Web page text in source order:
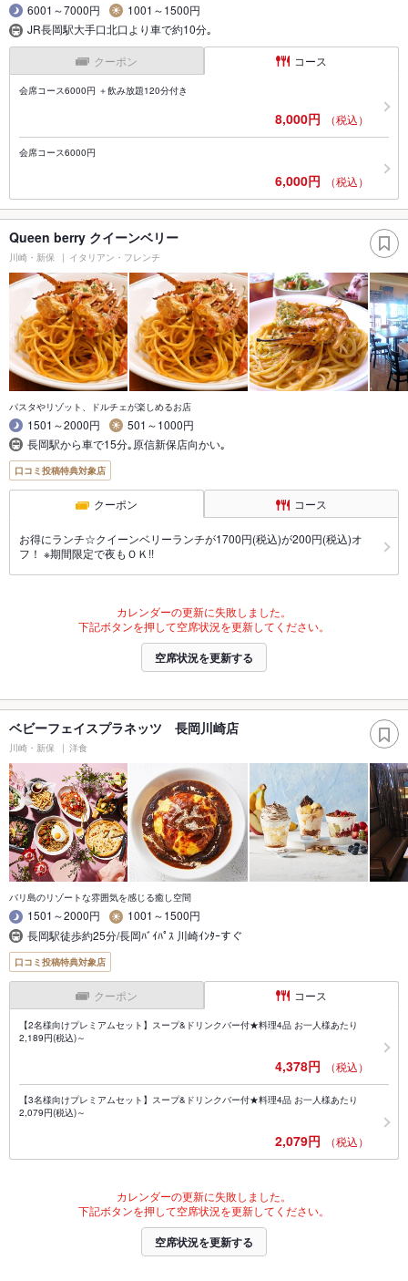
6001～7000円
1001～1500円
JR長岡駅大手口北口より車で約10分｡
クーポン コース
会席コース6000円 ＋飲み放題120分付き
8,000円 （税込）
会席コース6000円
6,000円 （税込）
Queen berry クイーンベリー
川崎・新保 イタリアン・フレンチ
パスタやリゾット、ドルチェが楽しめるお店
1501～2000円
501～1000円
長岡駅から車で15分｡原信新保店向かい｡
口コミ投稿特典対象店
クーポン コース
お得にランチ☆クイーンベリーランチが1700円(税込)が200円(税込)オ
フ！ ※期間限定で夜もＯＫ!!
カレンダーの更新に失敗しました。
下記ボタンを押して空席状況を更新してください。
空席状況を更新する
ベビーフェイスプラネッツ 長岡川崎店
川崎・新保 洋食
バリ島のリゾートな雰囲気を感じる癒し空間
1501～2000円
1001～1500円
長岡駅徒歩約25分/長岡ﾊﾞｲﾊﾟｽ 川崎ｲﾝﾀｰすぐ
口コミ投稿特典対象店
クーポン コース
【2名様向けプレミアムセット】スープ&ドリンクバー付★料理4品 お一人様あたり
2,189円(税込)～
4,378円 （税込）
【3名様向けプレミアムセット】スープ&ドリンクバー付★料理4品 お一人様あたり
2,079円(税込)～
2,079円 （税込）
カレンダーの更新に失敗しました。
下記ボタンを押して空席状況を更新してください。
空席状況を更新する